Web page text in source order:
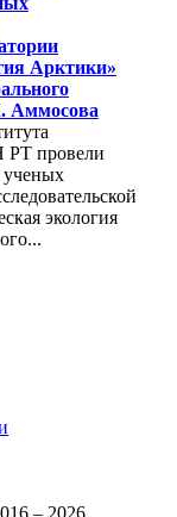
Арктики»
Аммосова
РТ провели
ученых
экология
– 2026